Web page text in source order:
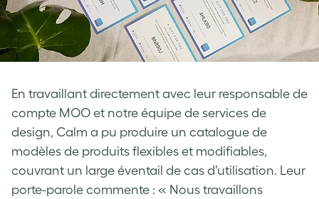
En travaillant directement avec leur responsable de
compte MOO et notre équipe de services de
design, Calm a pu produire un catalogue de
modèles de produits flexibles et modifiables,
couvrant un large éventail de cas d’utilisation. Leur
porte-parole commente : « Nous travaillons